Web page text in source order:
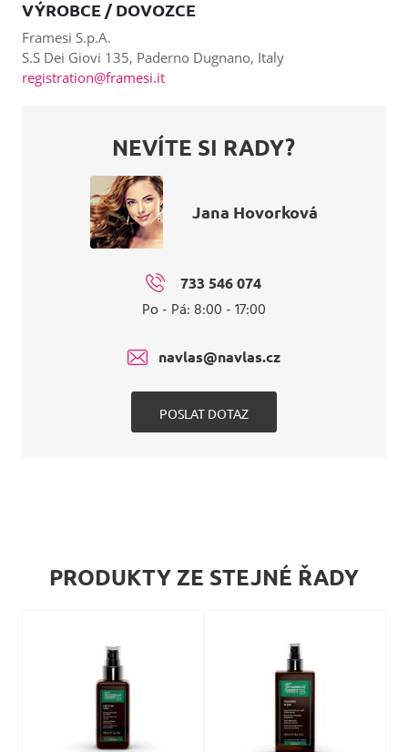
VÝROBCE / DOVOZCE
Framesi S.p.A.
S.S Dei Giovi 135, Paderno Dugnano, Italy
registration@framesi.it
NEVÍTE SI RADY?
Jana Hovorková
733 546 074
Po - Pá: 8:00 - 17:00
navlas@navlas.cz
POSLAT DOTAZ
PRODUKTY ZE STEJNÉ ŘADY